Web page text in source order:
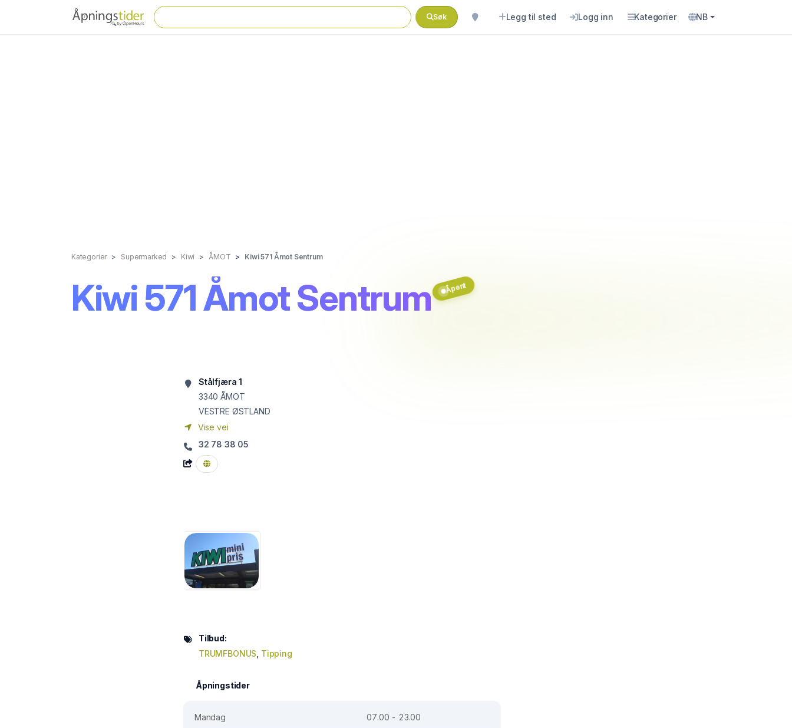
Søk Legg til sted Logg inn Kategorier NB
Kategorier Supermarked Kiwi ÅMOT Kiwi 571 Åmot Sentrum
Kiwi 571 Åmot Sentrum Åpent
Stålfjæra 1
3340 ÅMOT
VESTRE ØSTLAND
Vise vei
32 78 38 05
Tilbud:
TRUMFBONUS Tipping
Åpningstider
Mandag
07.00 - 23.00